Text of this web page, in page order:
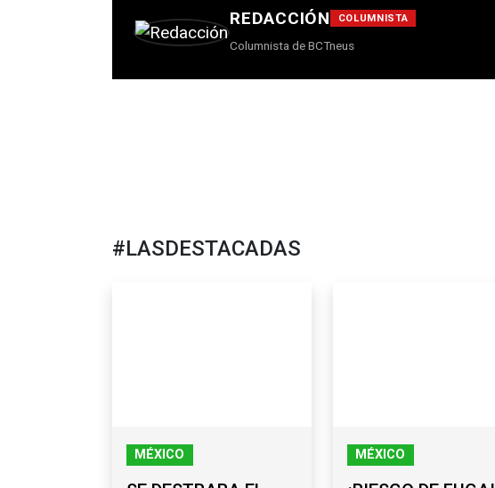
REDACCIÓN COLUMNISTA
Columnista de BCTneus
#LASDESTACADAS
MÉXICO MÉXICO